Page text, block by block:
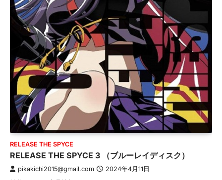
RELEASE THE SPYCE
RELEASE THE SPYCE 3 （ブルーレイディスク）
pikakichi2015@gmail.com 2024年4月11日